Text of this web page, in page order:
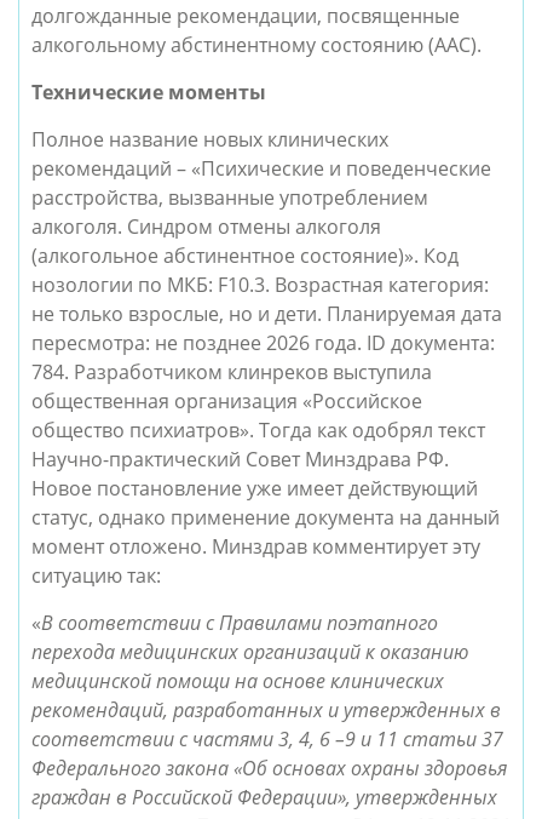
долгожданные рекомендации, посвященные
алкогольному абстинентному состоянию (ААС).
Технические моменты
Полное название новых клинических
рекомендаций – «Психические и поведенческие
расстройства, вызванные употреблением
алкоголя. Синдром отмены алкоголя
(алкогольное абстинентное состояние)». Код
нозологии по МКБ: F10.3. Возрастная категория:
не только взрослые, но и дети. Планируемая дата
пересмотра: не позднее 2026 года. ID документа:
784. Разработчиком клинреков выступила
общественная организация «Российское
общество психиатров». Тогда как одобрял текст
Научно-практический Совет Минздрава РФ.
Новое постановление уже имеет действующий
статус, однако применение документа на данный
момент отложено. Минздрав комментирует эту
ситуацию так:
«В соответствии с Правилами поэтапного
перехода медицинских организаций к оказанию
медицинской помощи на основе клинических
рекомендаций, разработанных и утвержденных в
соответствии с частями 3, 4, 6 –9 и 11 статьи 37
Федерального закона «Об основах охраны здоровья
граждан в Российской Федерации», утвержденных